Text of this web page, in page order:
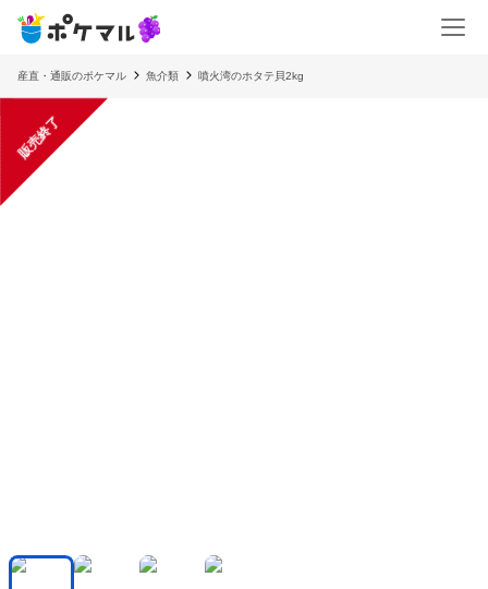
産直・通販のポケマル 魚介類 噴火湾のホタテ貝2kg
販売終了